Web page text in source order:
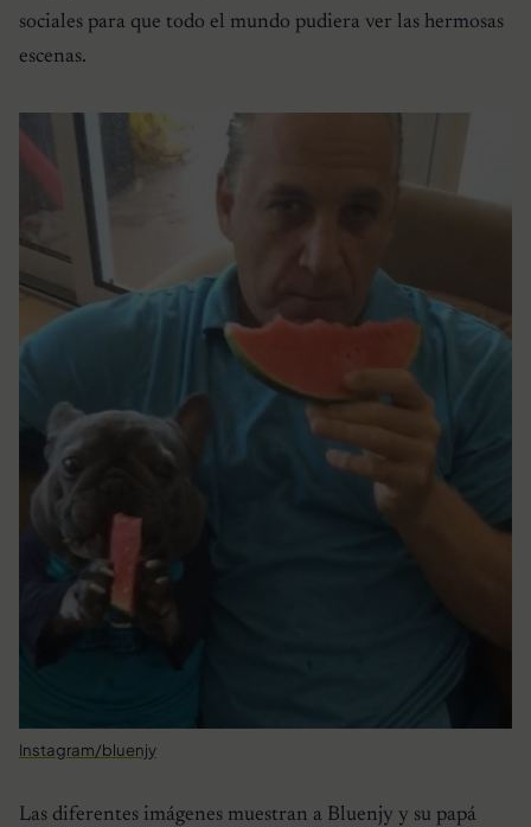
sociales para que todo el mundo pudiera ver las hermosas
escenas.
Instagram/bluenjy
Las diferentes imágenes muestran a Bluenjy y su papá